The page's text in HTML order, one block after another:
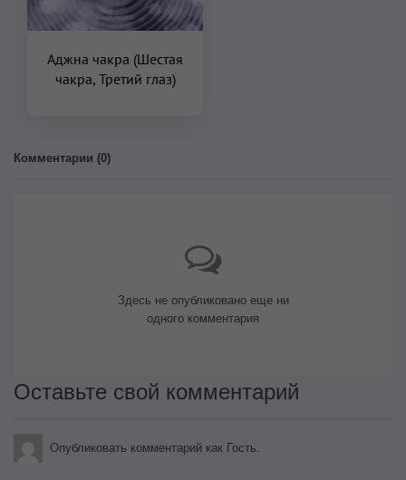
Аджна чакра (Шестая
чакра, Третий глаз)
Комментарии (0)
Здесь не опубликовано еще ни
одного комментария
Оставьте свой комментарий
Опубликовать комментарий как Гость.